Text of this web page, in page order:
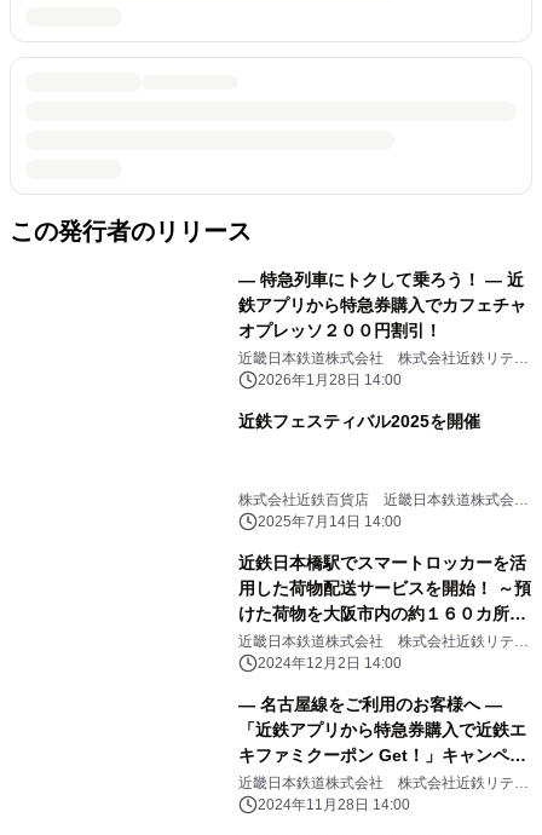
この発行者のリリース
― 特急列車にトクして乗ろう！ ― 近
鉄アプリから特急券購入でカフェチャ
オプレッソ２００円割引！
近畿日本鉄道株式会社 株式会社近鉄リテー
リング
2026年1月28日 14:00
近鉄フェスティバル2025を開催
株式会社近鉄百貨店 近畿日本鉄道株式会
社 株式会社近鉄リテーリング 奈良交通株
2025年7月14日 14:00
近鉄日本橋駅でスマートロッカーを活
用した荷物配送サービスを開始！ ～預
けた荷物を大阪市内の約１６０カ所か
ら選択した宿泊先のホテルで受け取り
～
近畿日本鉄道株式会社 株式会社近鉄リテー
リング
2024年12月2日 14:00
― 名古屋線をご利用のお客様へ ―
「近鉄アプリから特急券購入で近鉄エ
キファミクーポン Get！」キャンペー
ンを実施
近畿日本鉄道株式会社 株式会社近鉄リテー
リング
2024年11月28日 14:00